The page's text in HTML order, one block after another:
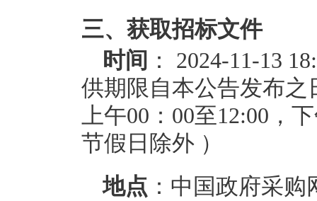
三、获取招标文件
时间 ： 2024-11-13
供期限自本公告发布
上午00：00至12:00，
节假日除外 ）
地点 ：中国政府采